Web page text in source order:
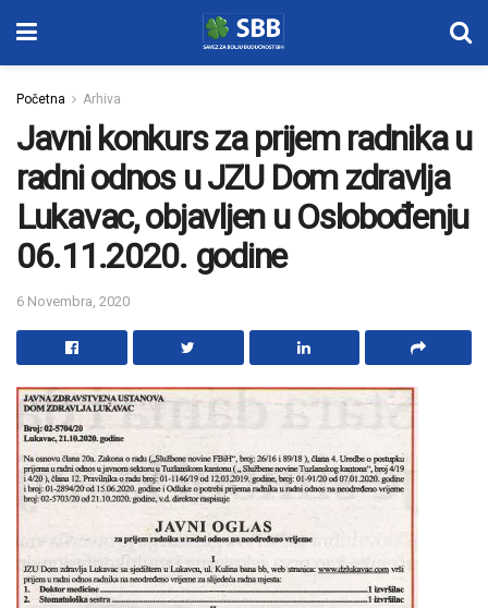
Početna Arhiva
Javni konkurs za prijem radnika u
radni odnos u JZU Dom zdravlja
Lukavac, objavljen u Oslobođenju
06.11.2020. godine
6 Novembra, 2020